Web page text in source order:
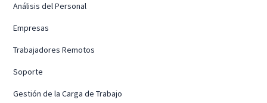
Análisis del Personal
Empresas
Trabajadores Remotos
Soporte
Gestión de la Carga de Trabajo